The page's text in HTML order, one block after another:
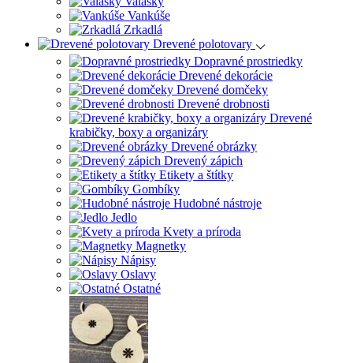
Vankúše
Zrkadlá
Drevené polotovary
Dopravné prostriedky
Drevené dekorácie
Drevené domčeky
Drevené drobnosti
Drevené
krabičky, boxy a organizáry
Drevené obrázky
Drevený zápich
Etikety a štítky
Gombíky
Hudobné nástroje
Jedlo
Kvety a príroda
Magnetky
Nápisy
Oslavy
Ostatné